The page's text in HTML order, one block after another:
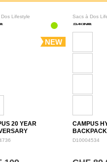
Lifestyle
NEW
20 YEAR
28L
Sacs à Dos
CAMPUS
D10004534